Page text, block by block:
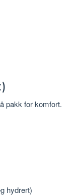
pakk for komfort.
hydrert)